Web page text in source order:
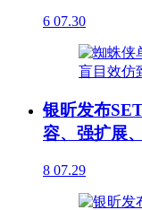
6 07.30
银昕发布
容、强扩展
8 07.29